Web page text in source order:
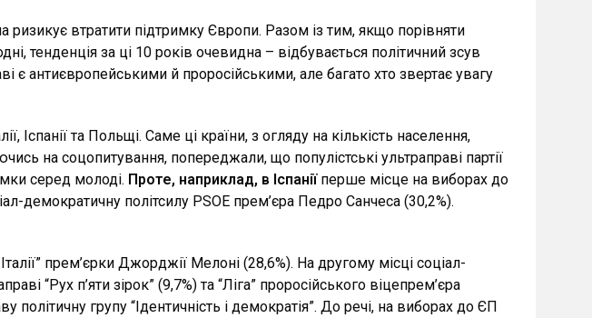
втратити підтримку Європи. Разом із тим, якщо порівняти
тенденція за ці 10 років очевидна – відбувається політичний зсув
є антиєвропейськими й проросійськими, але багато хто звертає увагу
Іспанії та Польщі. Саме ці країни, з огляду на кількість населення,
на соцопитування, попереджали, що популістські ультраправі партії
серед молоді. Проте, наприклад, в Іспаніїперше місце на виборах до
демократичну політсилу PSOE прем’єра Педро Санчеса (30,2%).
прем’єрки Джорджії Мелоні (28,6%). На другому місці соціал-
“Рух п’яти зірок” (9,7%) та “Ліга” проросійського віцепрем’єра
групу “Ідентичність і демократія”. До речі, на виборах до ЄП